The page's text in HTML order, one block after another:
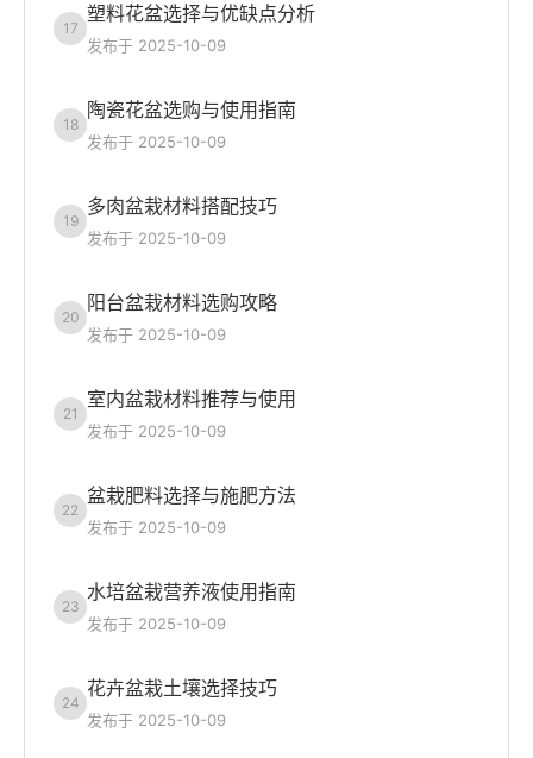
17
塑料花盆选择与优缺点分析
发布于 2025-10-09
18
陶瓷花盆选购与使用指南
发布于 2025-10-09
19
多肉盆栽材料搭配技巧
发布于 2025-10-09
20
阳台盆栽材料选购攻略
发布于 2025-10-09
21
室内盆栽材料推荐与使用
发布于 2025-10-09
22
盆栽肥料选择与施肥方法
发布于 2025-10-09
23
水培盆栽营养液使用指南
发布于 2025-10-09
24
花卉盆栽土壤选择技巧
发布于 2025-10-09